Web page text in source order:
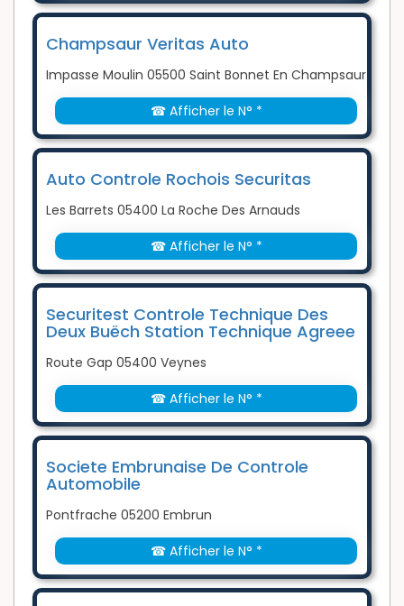
Champsaur Veritas Auto
Impasse Moulin 05500 Saint Bonnet En Champsaur
☎ Afficher le N° *
Auto Controle Rochois Securitas
Les Barrets 05400 La Roche Des Arnauds
☎ Afficher le N° *
Securitest Controle Technique Des
Deux Buëch Station Technique Agreee
Route Gap 05400 Veynes
☎ Afficher le N° *
Societe Embrunaise De Controle
Automobile
Pontfrache 05200 Embrun
☎ Afficher le N° *